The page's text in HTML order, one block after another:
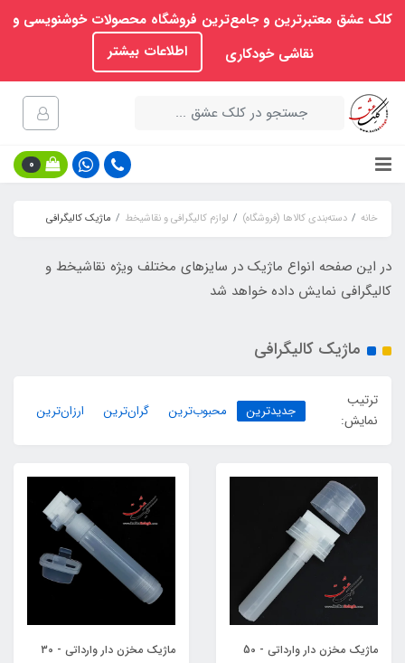
کلک عشق معتبرترین و جامع‌ترین فروشگاه محصولات خوشنویسی و
نقاشی خودکاری
اطلاعات بیشتر
0
خانه دسته‌بندی کالاها (فروشگاه) لوازم کالیگرافی و نقاشیخط ماژیک کالیگرافی
در این صفحه انواع ماژیک در سایزهای مختلف ویژه نقاشیخط و
کالیگرافی نمایش داده خواهد شد
ماژیک کالیگرافی
ترتیب
نمایش:
جدیدترین محبوب‌ترین گران‌ترین ارزان‌ترین
ماژیک مخزن‏ دار وارداتی - 50
ماژیک مخزن‏ دار وارداتی - 30